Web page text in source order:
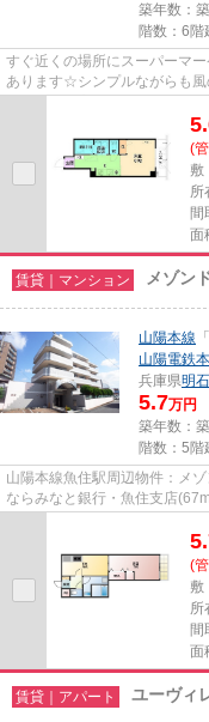
築年数：
階数：6階
すぐ近くの場所にスーパーマ
あります☆シンプルながらも
(
敷
所
間
面
賃貸｜マンション メゾン
山陽本線 「
山陽電鉄
兵庫県明
5.7万円
築年数：
階数：5階
山陽本線魚住駅周辺物件：メ
ならみなと銀行・魚住支店
(
敷
所
間
面
賃貸｜アパート ユーヴィ